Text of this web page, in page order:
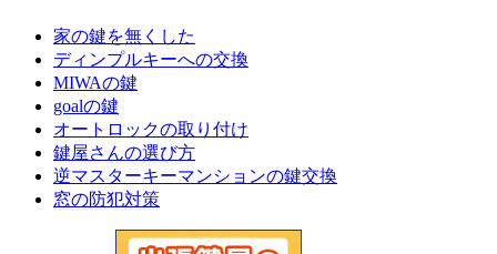
家の鍵を無くした
ディンプルキーへの交換
MIWAの鍵
goalの鍵
オートロックの取り付け
鍵屋さんの選び方
逆マスターキーマンションの鍵交換
窓の防犯対策